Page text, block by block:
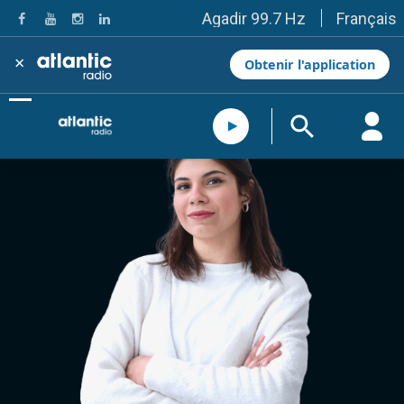
Agadir 99.7 Hz
Tanger 103.3 Hz
Tétouan 87.8 Hz
Fès 98.8 Hz
Meknès 97.2 Hz
El Jadida 97.3
Settat 104,6
Essaouira 96.6
Safi 92.3
Taza 103.0
Taounate 95.6
Tiznit 103.1
SkhourRhamna 92.2
Taroudant 104.9
Guelmim 91.9
Tan-Tan 95.2
Tafraout 104.9
Casablanca 92.5 Hz
Rabat, Salé 106.9 Hz
Marrakech 90.5 Hz
Français
× Obtenir l'application